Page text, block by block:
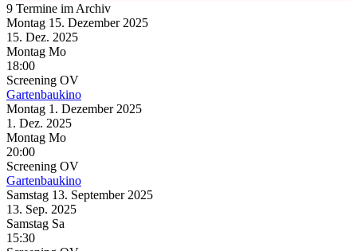
9 Termine im Archiv
Montag 15. Dezember 2025
15. Dez. 2025
Montag Mo
18:00
Screening OV
Gartenbaukino
Montag 1. Dezember 2025
1. Dez. 2025
Montag Mo
20:00
Screening OV
Gartenbaukino
Samstag 13. September 2025
13. Sep. 2025
Samstag Sa
15:30